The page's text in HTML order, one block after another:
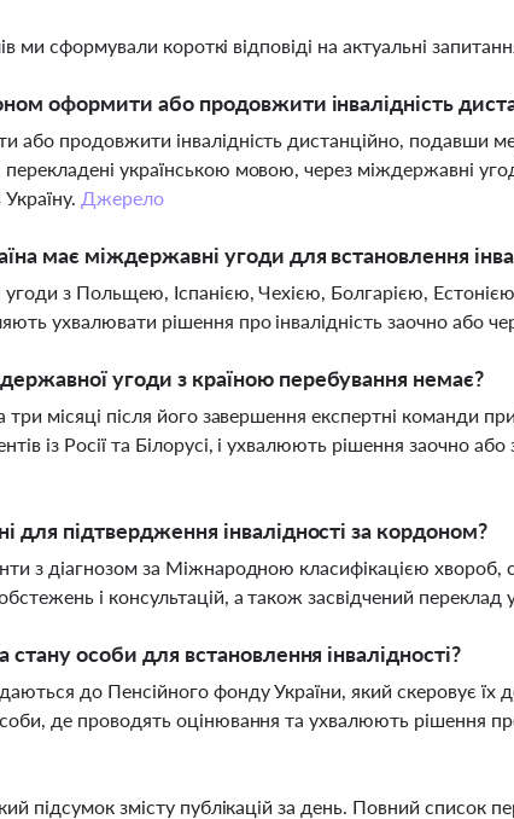
ми сформували короткі відповіді на актуальні
оформити або продовжити інвалідність
або продовжити інвалідність дистанційно, подавши
українською мовою, через міждержавні
Джерело
має міждержавні угоди для встановлення
угоди з Польщею, Іспанією, Чехією, Болгарією,
ухвалювати рішення про інвалідність заочно або
угоди з країною перебування немає?
три місяці після його завершення експертні команди
із Росії та Білорусі, і ухвалюють рішення заочно
для підтвердження інвалідності за кордоном?
з діагнозом за Міжнародною класифікацією хвороб,
і консультацій, а також засвідчений
стану особи для встановлення інвалідності?
до Пенсійного фонду України, який скеровує їх
де проводять оцінювання та ухвалюють рішення
підсумок змісту публікацій за день. Повний список